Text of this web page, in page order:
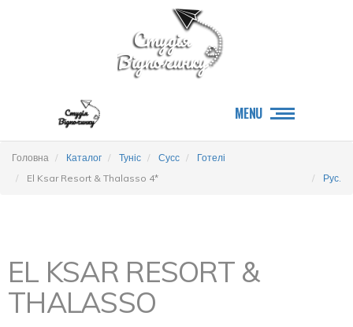
MENU
Головна Каталог Туніс Сусс
Готелі
El Ksar Resort & Thalasso 4*
Рус.
EL KSAR RESORT &
THALASSO